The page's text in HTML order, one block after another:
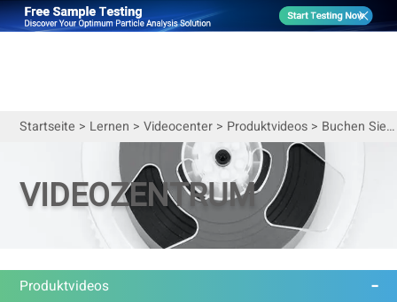
Startseite > Lernen > Videocenter> Produktvideos> Buchen Sie eine kostenlose Demo mit Global Distributors
VIDEOZENTRUM
Produktvideos